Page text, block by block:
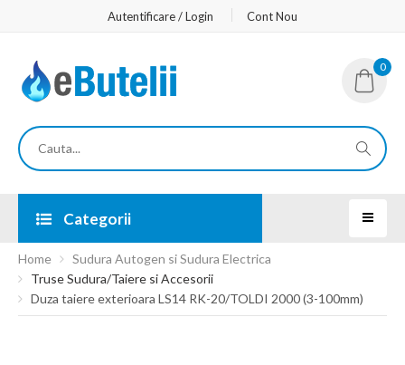
Autentificare / Login Cont Nou
0
Categorii
Home
Sudura Autogen si Sudura Electrica
Truse Sudura/Taiere si Accesorii
Duza taiere exterioara LS14 RK-20/TOLDI 2000 (3-100mm)